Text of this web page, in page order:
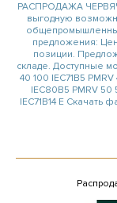
РАСПРОДАЖА
выгодную
предложения:
позиции.
складе. Доступные
40 100 IEC71B5
IEC80B5 PMRV
IEC71B14 E Скачать